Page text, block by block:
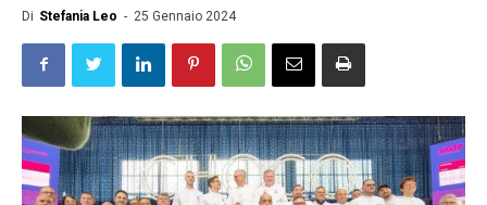
Di Stefania Leo - 25 Gennaio 2024